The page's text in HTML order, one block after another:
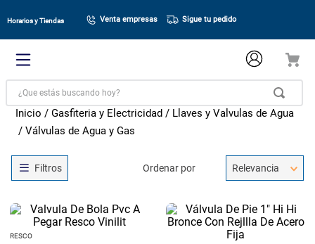
Horarios y Tiendas Venta empresas Sigue tu pedido
¿Que estás buscando hoy?
Gasfiteria y Electricidad
Llaves y Valvulas de Agua
Válvulas de Agua y Gas
Ordenar por Relevancia
RESCO